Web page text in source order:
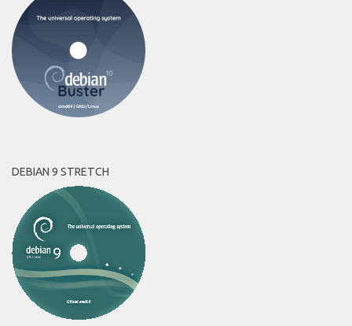
DEBIAN 9 STRETCH